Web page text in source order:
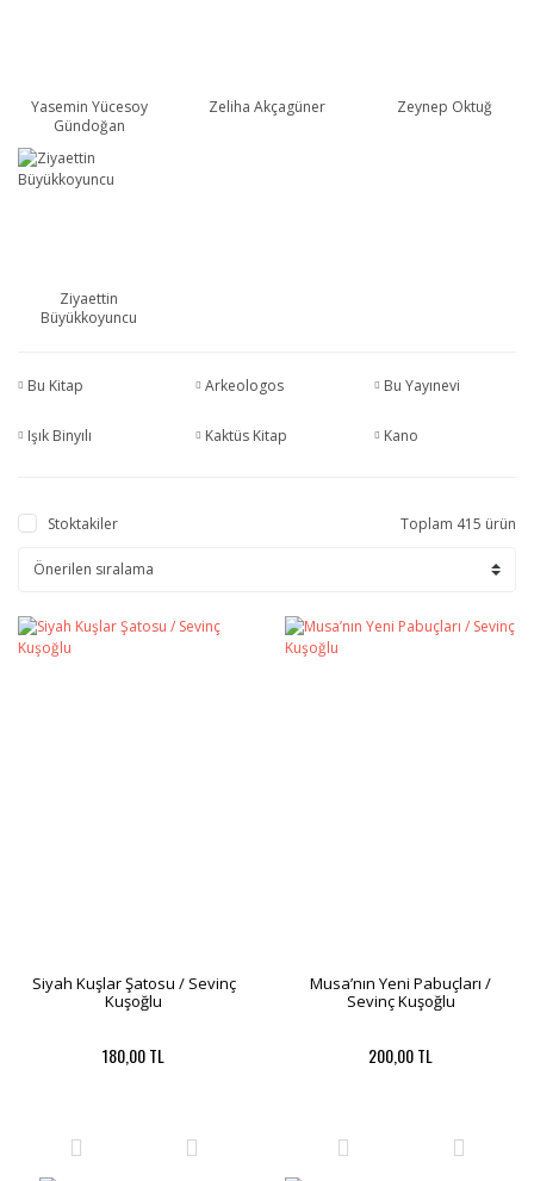
Yasemin Yücesoy
Gündoğan
Zeliha Akçagüner Zeynep Oktuğ
Ziyaettin
Büyükkoyuncu
Bu Kitap Arkeologos Bu Yayınevi
Işık Binyılı Kaktüs Kitap Kano
Stoktakiler Toplam 415 ürün
Siyah Kuşlar Şatosu / Sevinç
Kuşoğlu
180,00 TL
Musa’nın Yeni Pabuçları /
Sevinç Kuşoğlu
200,00 TL